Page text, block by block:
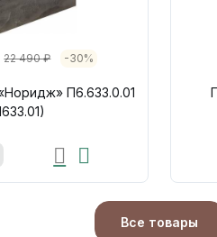
22 490 ₽ -30%
П6.633.0.01
Все товары